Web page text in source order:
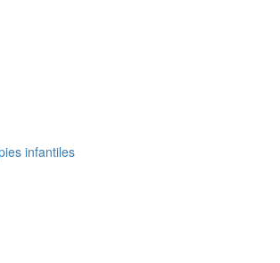
infantiles